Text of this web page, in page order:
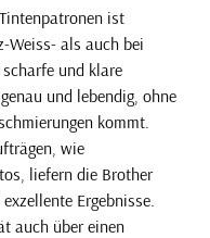
ist
Weiss- als auch bei
und klare
und lebendig, ohne
kommt.
wie
liefern die Brother
Ergebnisse.
auch über einen